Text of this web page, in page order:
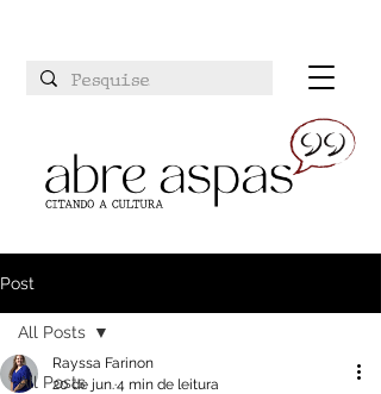
Post
All Posts
All Posts
Rayssa Farinon
20 de jun.4 min de leitura